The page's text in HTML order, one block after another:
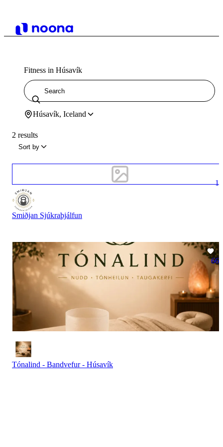
Fitness in Húsavík
Húsavík, Iceland
2 results
Sort by
1
Smiðjan Sjúkraþjálfun
66
Tónalind - Bandvefur - Húsavík